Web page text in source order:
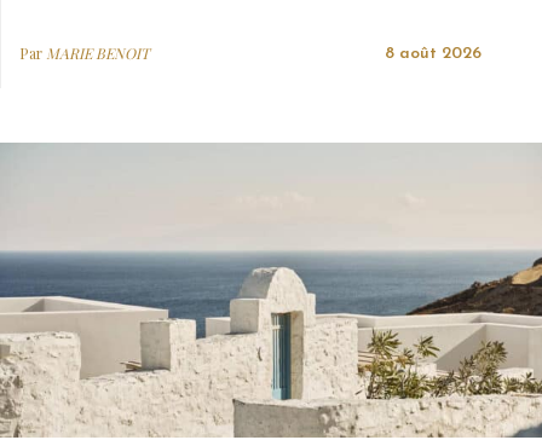
Par MARIE BENOIT 8 août 2026